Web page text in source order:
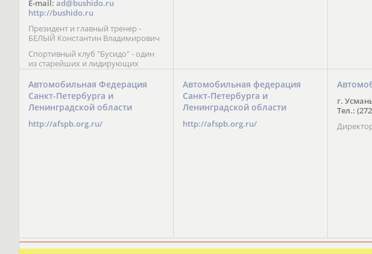
проведение встреч с выдающимися
шахматистами; корпоративное
обучение; онлайн обучение в
форме вебинаров и
индивидуальных занятий, круглые
столы российских и
международных тренеров,
трансляция мероприятий и
турниров.
E-mail: ad@bushido.ru
http://bushido.ru
Президент и главный тренер -
БЕЛЫЙ Константин Владимирович
Спортивный клуб "Бусидо" - один
из старейших и лидирующих
клубов России, изучающих и
развивающих различные боевые
искусства и, прежде всего, каратэ
Кёкусинкай - первого в мире стиля
контактного каратэ, получившего
огромное развитие во всем
мире. Однако, спектр интересов
Автомобильная Федерация
Санкт-Петербурга и
Ленинградской области
http://afspb.org.ru/
Автомобильная федерация
Санкт-Петербурга и
Ленинградской области
http://afspb.org.ru/
г.
Тел.: